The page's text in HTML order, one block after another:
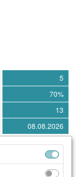
5
70%
13
08.08.2026